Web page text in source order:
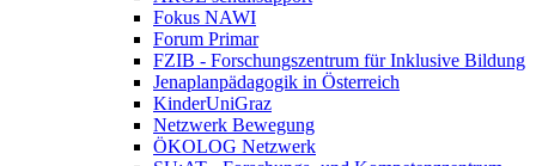
Fokus NAWI
Forum Primar
FZIB - Forschungszentrum für Inklusive Bildung
Jenaplanpädagogik in Österreich
KinderUniGraz
Netzwerk Bewegung
ÖKOLOG Netzwerk